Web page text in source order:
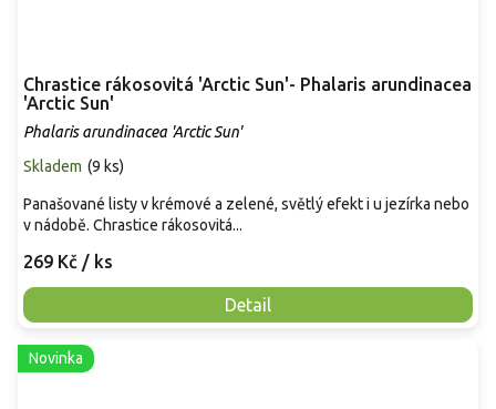
Chrastice rákosovitá 'Arctic Sun'- Phalaris arundinacea
'Arctic Sun'
Phalaris arundinacea 'Arctic Sun'
Skladem (9 ks)
269 Kč / ks
Detail
Panašované listy v krémové a zelené, světlý efekt i u jezírka nebo
v nádobě. Chrastice rákosovitá...
Novinka